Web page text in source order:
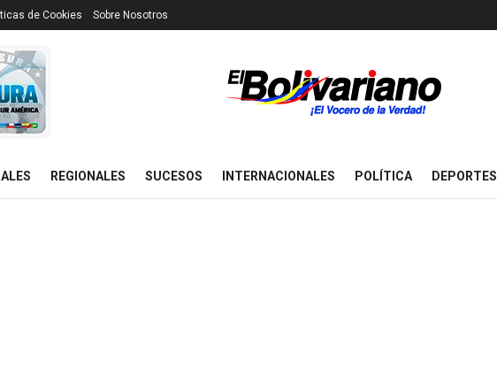
de Cookies Sobre Nosotros
REGIONALES SUCESOS INTERNACIONALES POLÍTICA DEPORTES